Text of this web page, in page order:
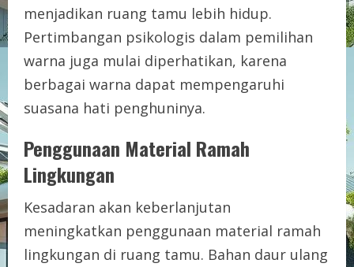
menjadikan ruang tamu lebih hidup.
Pertimbangan psikologis dalam pemilihan
warna juga mulai diperhatikan, karena
berbagai warna dapat mempengaruhi
suasana hati penghuninya.
Penggunaan Material Ramah
Lingkungan
Kesadaran akan keberlanjutan
meningkatkan penggunaan material ramah
lingkungan di ruang tamu. Bahan daur ulang